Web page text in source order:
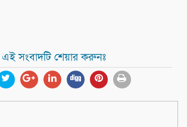
এই সংবাদটি শেয়ার করুনঃ